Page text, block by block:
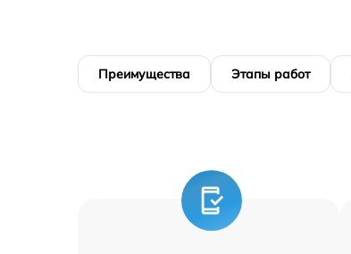
Преимущества Этапы работ